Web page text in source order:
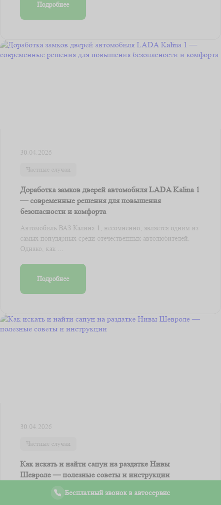
Подробнее
30.04.2026
Частные случаи
Доработка замков дверей автомобиля LADA Kalina 1
— современные решения для повышения
безопасности и комфорта
Автомобиль ВАЗ Калина 1, несомненно, является одним из
самых популярных среди отечественных автолюбителей.
Однако, как ...
Подробнее
30.04.2026
Частные случаи
Как искать и найти сапун на раздатке Нивы
Шевроле — полезные советы и инструкции
Сапун - это важная деталь раздаточной коробки Нива
Бесплатный звонок в автосервис